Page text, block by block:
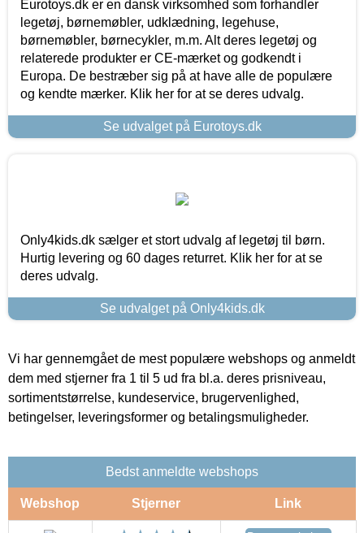
Eurotoys.dk er en dansk virksomhed som forhandler
legetøj, børnemøbler, udklædning, legehuse,
børnemøbler, børnecykler, m.m. Alt deres legetøj og
relaterede produkter er CE-mærket og godkendt i
Europa. De bestræber sig på at have alle de populære
og kendte mærker. Klik her for at se deres udvalg.
Se udvalget på Eurotoys.dk
Only4kids.dk sælger et stort udvalg af legetøj til børn.
Hurtig levering og 60 dages returret. Klik her for at se
deres udvalg.
Se udvalget på Only4kids.dk
Vi har gennemgået de mest populære webshops og anmeldt
dem med stjerner fra 1 til 5 ud fra bl.a. deres prisniveau,
sortimentstørrelse, kundeservice, brugervenlighed,
betingelser, leveringsformer og betalingsmuligheder.
Bedst anmeldte webshops
Webshop Stjerner Link